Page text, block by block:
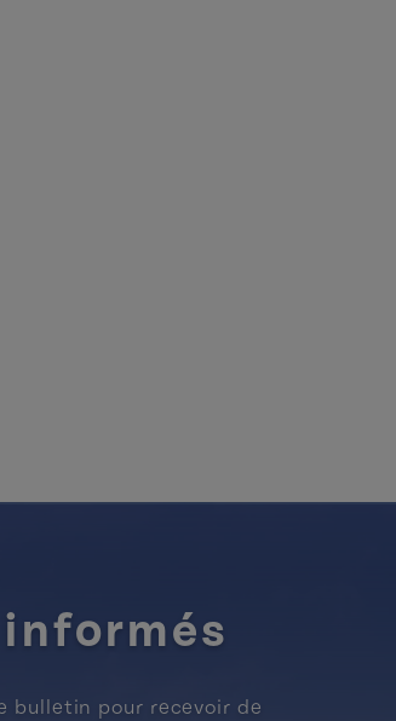
bulletin pour recevoir de